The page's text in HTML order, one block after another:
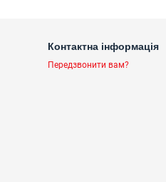
Контактна інформація
Передзвонити вам?